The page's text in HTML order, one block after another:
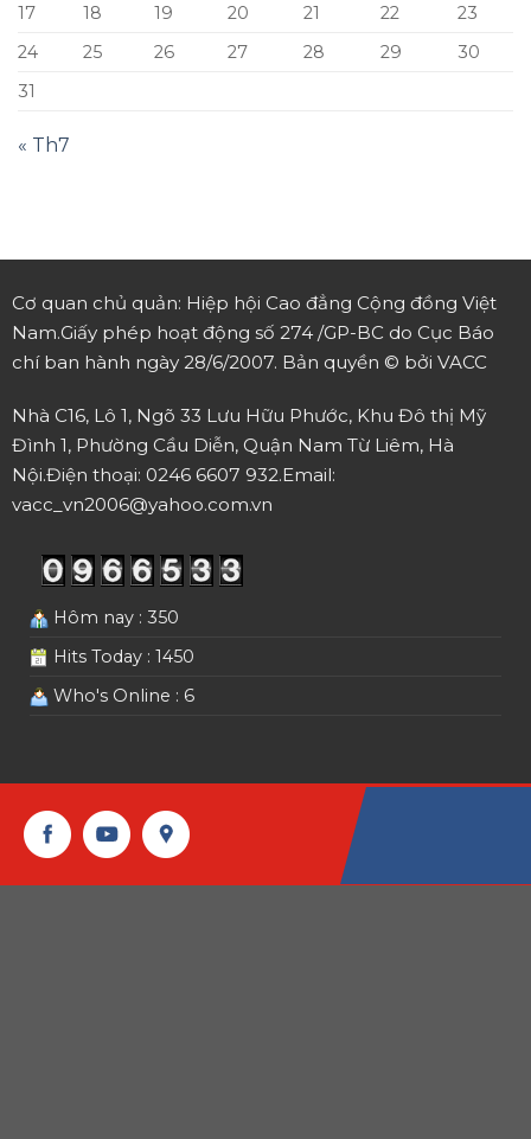
17 18 19 20 21 22
23
24
25 26 27 28 29
30
31
« Th7
Cơ quan chủ quản: Hiệp hội Cao đẳng Cộng đồng Việt
Nam.Giấy phép hoạt động số 274 /GP-BC do Cục Báo
chí ban hành ngày 28/6/2007. Bản quyền © bởi VACC
Nhà C16, Lô 1, Ngõ 33 Lưu Hữu Phước, Khu Đô thị Mỹ
Đình 1, Phường Cầu Diễn, Quận Nam Từ Liêm, Hà
Nội.Điện thoại: 0246 6607 932.Email:
vacc_vn2006@yahoo.com.vn
Hôm nay : 350
Hits Today : 1450
Who's Online : 6